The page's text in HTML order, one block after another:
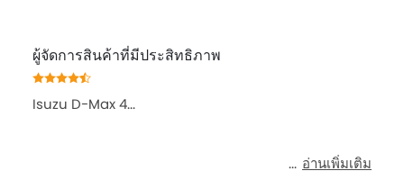
ผู้จัดการสินค้าที่มีประสิทธิภาพ
Isuzu D-Max 4...
อ่านเพิ่มเติม